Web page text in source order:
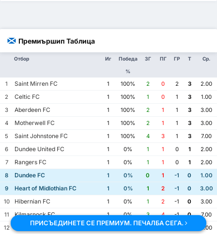
Премиършип Таблица
Отбор Иг Победа
%
ЗГ ПГ ГР Т Ср.
1 Saint Mirren FC 1 100% 2 0 2 3
2.00
2
Celtic FC 1 100% 1 0 1 3
1.00
3
Aberdeen FC 1 100% 2 1 1 3
3.00
4
Motherwell FC 1 100% 2 1 1 3
3.00
5
Saint Johnstone FC 1 100% 4 3 1 3
7.00
6
Dundee United FC 1 0% 1 1 0 1
2.00
7
Rangers FC 1 0% 1 1 0 1
2.00
8
Dundee FC 1 0% 0 1 -1 0
1.00
9
Heart of Midlothian FC 1 0% 1 2 -1 0
3.00
10
Hibernian FC 1 0% 1 2 -1 0
3.00
11
Kilmarnock FC 1 0% 3 4 -1 0
7.00
12 Falkirk FC 2.00
ПРИСЪЕДИНЕТЕ СЕ ПРЕМИУМ. ПЕЧАЛБА СЕГА.